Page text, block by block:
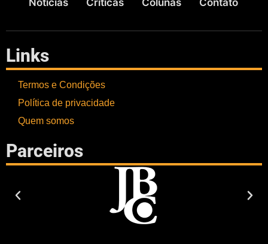
Notícias Críticas Colunas Contato
Links
Termos e Condições
Política de privacidade
Quem somos
Parceiros